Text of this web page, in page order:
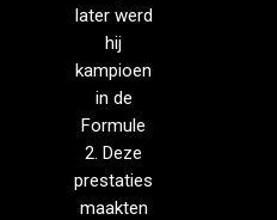
later werd
hij
kampioen
in de
Formule
2. Deze
prestaties
maakten